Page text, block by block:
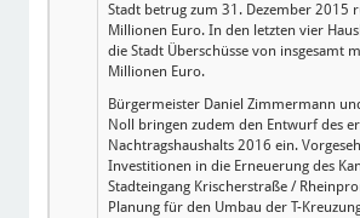
Stadt betrug zum 31. Dezember 2015
Millionen Euro. In den letzten vier
die Stadt Überschüsse von insgesamt
Millionen Euro.
Bürgermeister Daniel Zimmermann
Noll bringen zudem den Entwurf des
Nachtragshaushalts 2016 ein.
Investitionen in die Erneuerung des
Stadteingang Krischerstraße /
Planung für den Umbau der T-